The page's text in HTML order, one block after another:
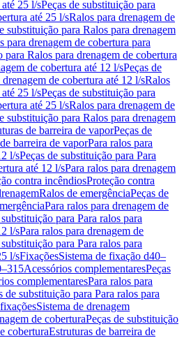
25 l/sPeças de substituição para
até 25 l/sRalos para drenagem de
substituição para Ralos para drenagem
para drenagem de cobertura para
para Ralos para drenagem de cobertura
de cobertura até 12 l/sPeças de
de cobertura até 12 l/sRalos
25 l/sPeças de substituição para
até 25 l/sRalos para drenagem de
substituição para Ralos para drenagem
de barreira de vaporPeças de
barreira de vaporPara ralos para
l/sPeças de substituição para Para
até 12 l/sPara ralos para drenagem
contra incêndiosProteção contra
Ralos de emergênciaPeças de
Para ralos para drenagem de
para Para ralos para
l/sPara ralos para drenagem de
para Para ralos para
l/sFixaçõesSistema de fixação d40–
Acessórios complementaresPeças
complementaresPara ralos para
de substituição para Para ralos para
Sistema de drenagem
de coberturaPeças de substituição
coberturaEstruturas de barreira de